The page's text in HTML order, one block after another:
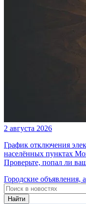
2 августа 2026
График отключения
населённых пунктах
Проверьте, попал ли
Городские объявления,
Найти